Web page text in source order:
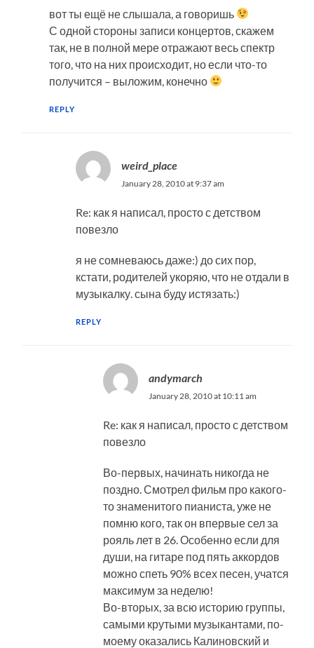
вот ты ещё не слышала, а говоришь
С одной стороны записи концертов, скажем
так, не в полной мере отражают весь спектр
того, что на них происходит, но если что-то
получится – выложим, конечно
REPLY
weird_place
January 28, 2010 at 9:37 am
Re: как я написал, просто с детством
повезло
я не сомневаюсь даже:) до сих пор,
кстати, родителей укоряю, что не отдали в
музыкалку. сына буду истязать:)
REPLY
andymarch
January 28, 2010 at 10:11 am
Re: как я написал, просто с детством
повезло
Во-первых, начинать никогда не
поздно. Смотрел фильм про какого-
то знаменитого пианиста, уже не
помню кого, так он впервые сел за
рояль лет в 26. Особенно если для
души, на гитаре под пять аккордов
можно спеть 90% всех песен, учатся
максимум за неделю!
Во-вторых, за всю историю группы,
самыми крутыми музыкантами, по-
моему оказались Калиновский и